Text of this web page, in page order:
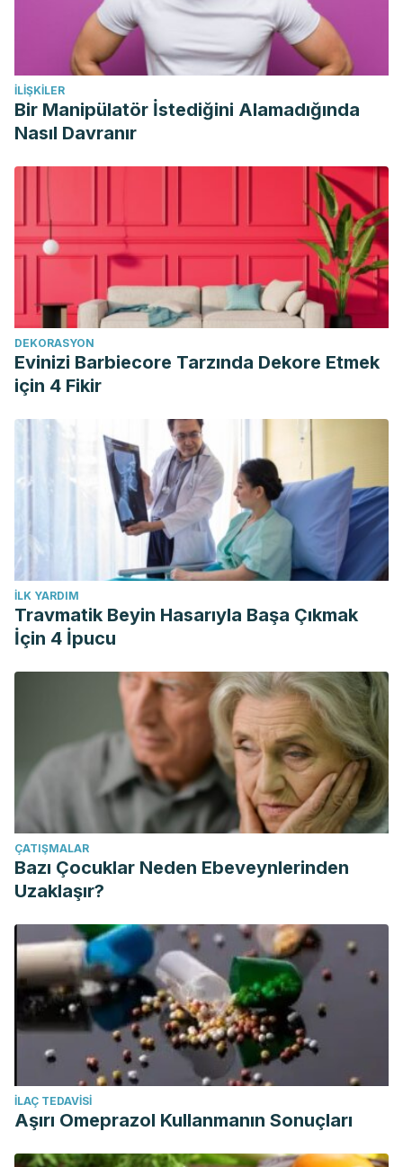
İLIŞKILER
Bir Manipülatör İstediğini Alamadığında
Nasıl Davranır
DEKORASYON
Evinizi Barbiecore Tarzında Dekore Etmek
için 4 Fikir
İLK YARDIM
Travmatik Beyin Hasarıyla Başa Çıkmak
İçin 4 İpucu
ÇATIŞMALAR
Bazı Çocuklar Neden Ebeveynlerinden
Uzaklaşır?
İLAÇ TEDAVISI
Aşırı Omeprazol Kullanmanın Sonuçları